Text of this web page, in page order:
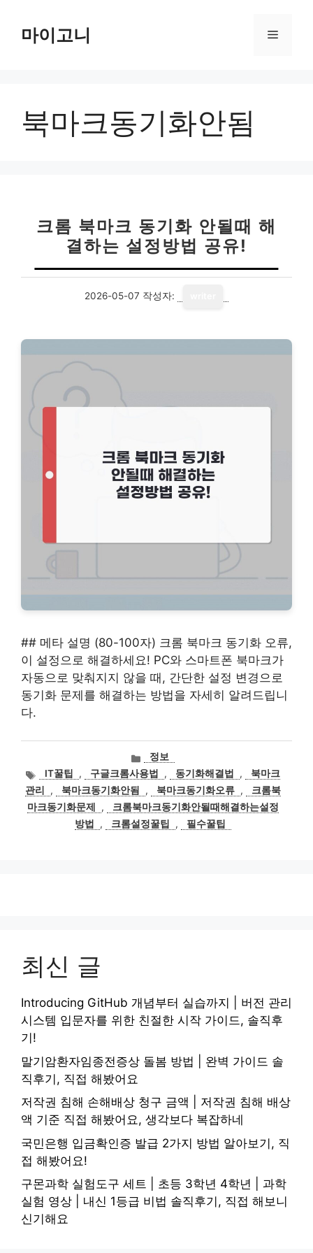
마이고니 메
북마크동기화안됨
크롬 북마크 동기화 안될때 해
결하는 설정방법 공유!
2026-05-07 작성자:
## 메타 설명 (80-100자) 크롬 북마크 동기화 오류,
이 설정으로 해결하세요! PC와 스마트폰 북마크가
자동으로 맞춰지지 않을 때, 간단한 설정 변경으로
동기화 문제를 해결하는 방법을 자세히 알려드립니
다.
카
테
고
리
정보
태
그
IT꿀팁 , 구글크롬사용법 , 동기화해결법 ,
북마크
관리
, 북마크동기화안됨 , 북마크동기화오류 ,
크롬북
마크동기화문제
,
크롬북마크동기화안될때해결하는설정
방법
, 크롬설정꿀팁 , 필수꿀팁
최신 글
Introducing GitHub 개념부터 실습까지 | 버전 관리
시스템 입문자를 위한 친절한 시작 가이드, 솔직후
기!
말기암환자임종전증상 돌봄 방법 | 완벽 가이드 솔
직후기, 직접 해봤어요
저작권 침해 손해배상 청구 금액 | 저작권 침해 배상
액 기준 직접 해봤어요, 생각보다 복잡하네
국민은행 입금확인증 발급 2가지 방법 알아보기, 직
접 해봤어요!
구몬과학 실험도구 세트 | 초등 3학년 4학년 | 과학
실험 영상 | 내신 1등급 비법 솔직후기, 직접 해보니
신기해요